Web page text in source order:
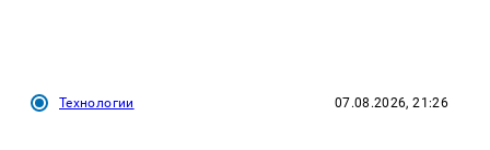
Технологии 07.08.2026, 21:26